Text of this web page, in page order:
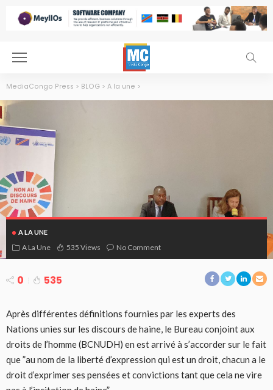
MediaCongo Press > BLOG > A la une >
A LA UNE
A La Une 535 Views No Comment
0 535
Après différentes définitions fournies par les experts des
Nations unies sur les discours de haine, le Bureau conjoint aux
droits de l’homme (BCNUDH) en est arrivé à s’accorder sur le fait
que ”au nom de la liberté d’expression qui est un droit, chacun a le
droit d’exprimer ses pensées et convictions tant que cela ne vire